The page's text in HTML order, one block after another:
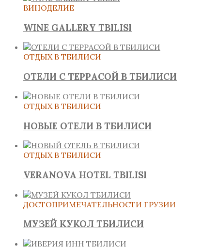
ВИНОДЕЛИЕ
WINE GALLERY TBILISI
ОТДЫХ В ТБИЛИСИ
ОТЕЛИ С ТЕРРАСОЙ В ТБИЛИСИ
ОТДЫХ В ТБИЛИСИ
НОВЫЕ ОТЕЛИ В ТБИЛИСИ
ОТДЫХ В ТБИЛИСИ
VERANOVA HOTEL TBILISI
ДОСТОПРИМЕЧАТЕЛЬНОСТИ ГРУЗИИ
МУЗЕЙ КУКОЛ ТБИЛИСИ